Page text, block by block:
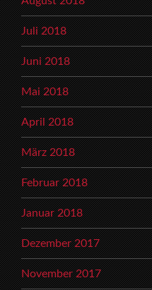
Juli 2018
Juni 2018
Mai 2018
April 2018
März 2018
Februar 2018
Januar 2018
Dezember 2017
November 2017